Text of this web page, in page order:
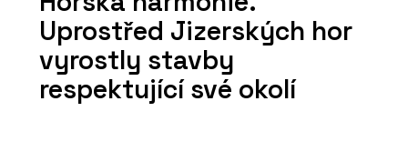
Uprostřed Jizerských hor
vyrostly stavby
respektující své okolí